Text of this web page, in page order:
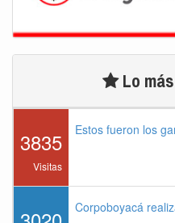
Lo
3835
Visitas
Estos fueron los
Corpoboyacá